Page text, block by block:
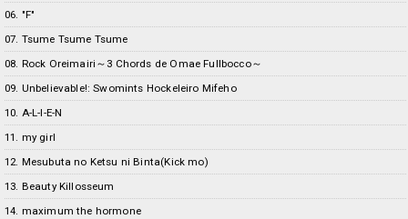
06. "F"
07. Tsume Tsume Tsume
08. Rock Oreimairi～3 Chords de Omae Fullbocco～
09. Unbelievable!: Swomints Hockeleiro Mifeho
10. A-L-I-E-N
11. my girl
12. Mesubuta no Ketsu ni Binta(Kick mo)
13. Beauty Killosseum
14. maximum the hormone